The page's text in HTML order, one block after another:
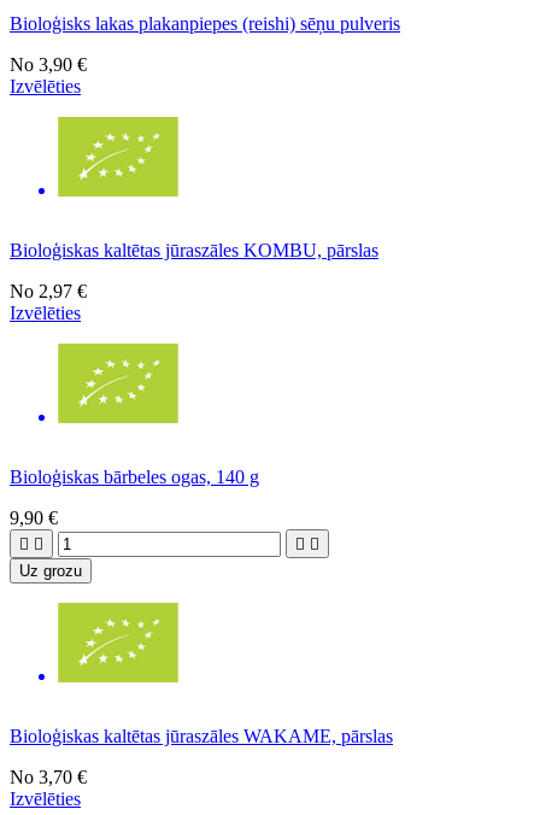
Bioloģisks lakas plakanpiepes (reishi) sēņu pulveris
No 3,90 €
Izvēlēties
Bioloģiskas kaltētas jūraszāles KOMBU, pārslas
No 2,97 €
Izvēlēties
Bioloģiskas bārbeles ogas, 140 g
9,90 €
   
Uz grozu
Bioloģiskas kaltētas jūraszāles WAKAME, pārslas
No 3,70 €
Izvēlēties